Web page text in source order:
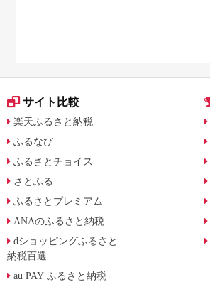
サイト比較
楽天ふるさと納税
ふるなび
ふるさとチョイス
さとふる
ふるさとプレミアム
ANAのふるさと納税
dショッピングふるさと
納税百選
au PAY ふるさと納税